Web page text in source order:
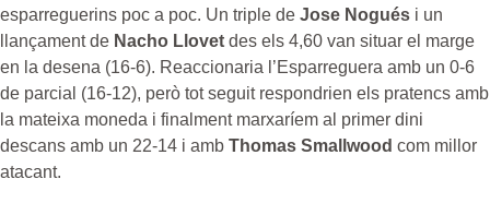
esparreguerins poc a poc. Un triple de Jose Nogués i un
llançament de Nacho Llovet des els 4,60 van situar el marge
en la desena (16-6). Reaccionaria l’Esparreguera amb un 0-6
de parcial (16-12), però tot seguit respondrien els pratencs amb
la mateixa moneda i finalment marxaríem al primer dini
descans amb un 22-14 i amb Thomas Smallwood com millor
atacant.